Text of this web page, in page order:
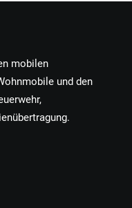
mobilen
und den